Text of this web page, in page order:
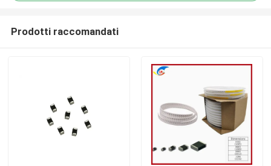
Prodotti raccomandati